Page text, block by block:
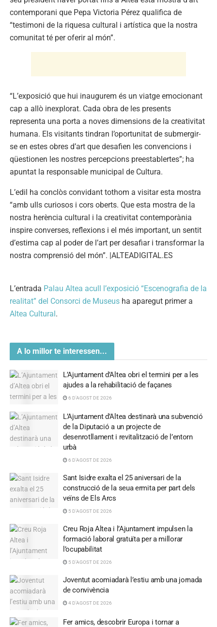
contemporani que Pepa Victoria Pérez qualifica de
“testimoni de la riquesa cultural i artística que la nostra
comunitat té per oferir al món”.
“L’exposició que hui inaugurem és un viatge emocionant
cap a allò inexplorat. Cada obra de les presents
representa una porta a noves dimensions de la creativitat
humana. Els visitants tindran l’oportunitat de submergir-
se en estes obres d’art que desafien les convencions i
qüestionen les nostres percepcions preestablertes”; ha
apuntat la responsable municipal de Cultura.
L’edil ha conclòs convidant tothom a visitar esta mostra
“amb ulls curiosos i cors oberts. Que esta mostra de la
nostra herència cultural i la creativitat contemporània
inspire converses, reflexions i el més important, un sentit
d’estima cap al poder de l’art per desafiar i transformar la
nostra comprensió del món”. |ALTEADIGITAL.ES
L’entrada Palau Altea acull l’exposició “Escenografia de la
realitat” del Consorci de Museus ha aparegut primer a
Altea Cultural.
A lo millor te interessen...
L’Ajuntament d’Altea obri el termini per a les
ajudes a la rehabilitació de façanes
6 D'AGOST DE 2026
L’Ajuntament d’Altea destinarà una subvenció
de la Diputació a un projecte de
desenrotllament i revitalització de l’entorn
urbà
6 D'AGOST DE 2026
Sant Isidre exalta el 25 aniversari de la
construcció de la seua ermita per part dels
veïns de Els Arcs
5 D'AGOST DE 2026
Creu Roja Altea i l’Ajuntament impulsen la
formació laboral gratuïta per a millorar
l’ocupabilitat
5 D'AGOST DE 2026
Joventut acomiadarà l’estiu amb una jornada
de convivència
4 D'AGOST DE 2026
Fer amics, descobrir Europa i tornar a